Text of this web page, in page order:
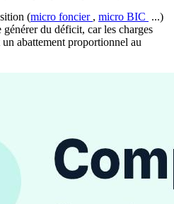
(micro foncier , micro BIC ...)
générer du déficit, car les charges
abattement proportionnel au